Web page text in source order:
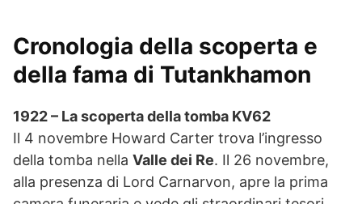
Cronologia della scoperta e
della fama di Tutankhamon
1922 – La scoperta della tomba KV62
Il 4 novembre Howard Carter trova l’ingresso
della tomba nella Valle dei Re. Il 26 novembre,
alla presenza di Lord Carnarvon, apre la prima